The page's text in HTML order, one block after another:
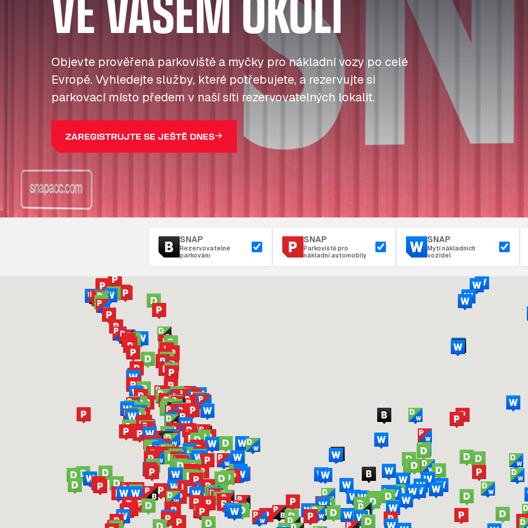
Přístup a bezpečnost
Parkoviště u depa
Objevte prověřená parkoviště a myčky pro nákladní vozy po celé
Evropě. Vyhledejte služby, které potřebujete, a rezervujte si
parkovací místo předem v naší síti rezervovatelných lokalit.
ZAREGISTRUJTE SE JEŠTĚ DNES
SNAP
Rezervovatelné
parkování
SNAP
Parkoviště pro
nákladní automobily
SNAP
Mytí nákladních
vozidel